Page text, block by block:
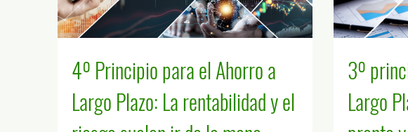
4º Principio para el Ahorro a
Largo Plazo: La rentabilidad y el
3º
Largo